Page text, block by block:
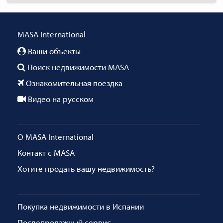
MASA International
Ваши объекты
Поиск недвижимости MASA
Ознакомительная поездка
Видео на русском
О MASA International
Контакт с MASA
Хотите продать вашу недвижимость?
Покупка недвижимости в Испании